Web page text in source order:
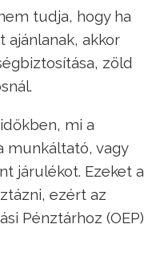
tudja, hogy ha
ajánlanak, akkor
zöld
mi a
munkáltató, vagy
járulékot. Ezeket a
ezért az
Pénztárhoz (OEP)